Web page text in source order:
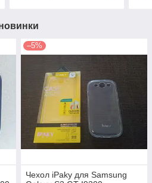
–5%
Чехол iPaky для Samsung